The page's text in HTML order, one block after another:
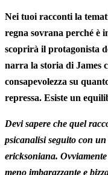
Nei tuoi racconti la
regna sovrana perché è
scoprirà il protagonista
narra la storia di James
consapevolezza su
repressa. Esiste un
Devi sapere che quel
psicanalisi seguito con
ericksoniana.
meno imbarazzante e